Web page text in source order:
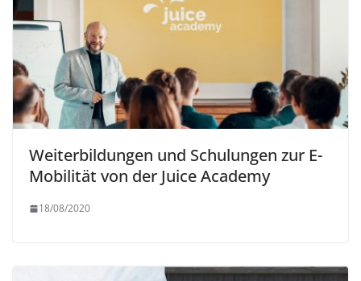
Weiterbildungen und Schulungen zur E-
Mobilität von der Juice Academy
18/08/2020